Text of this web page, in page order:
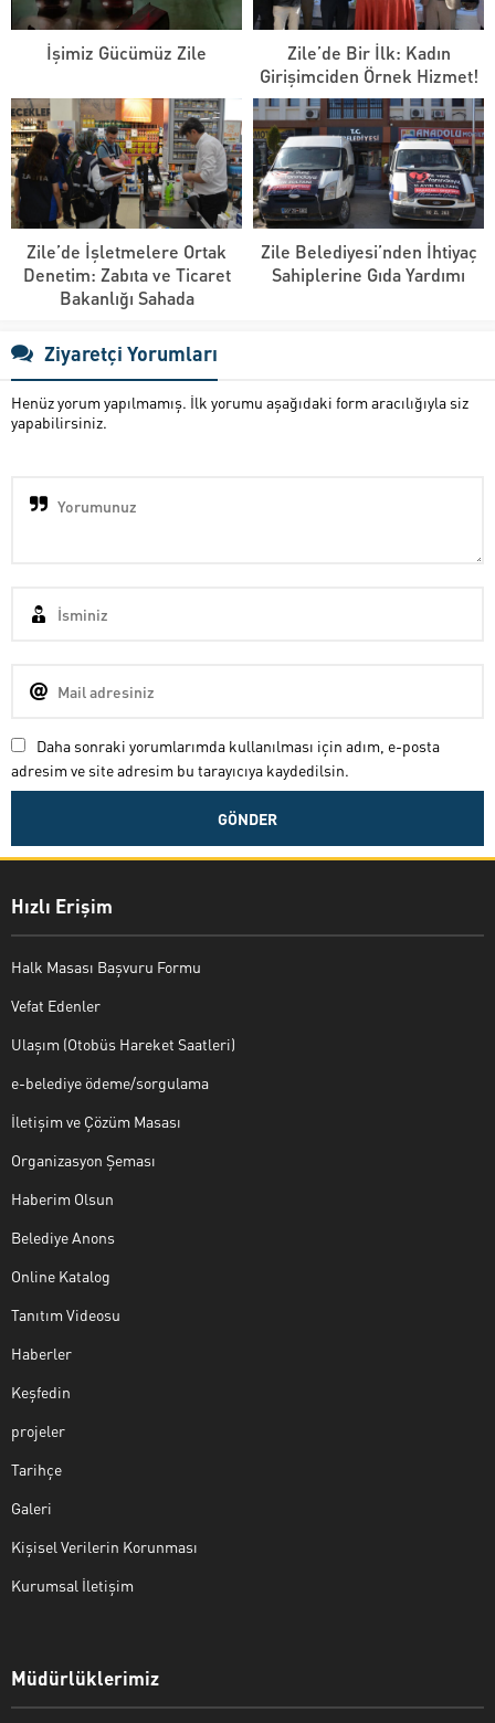
İşimiz Gücümüz Zile
Zile’de Bir İlk: Kadın
Girişimciden Örnek Hizmet!
Zile’de İşletmelere Ortak
Denetim: Zabıta ve Ticaret
Bakanlığı Sahada
Zile Belediyesi’nden İhtiyaç
Sahiplerine Gıda Yardımı
Ziyaretçi Yorumları
Henüz yorum yapılmamış. İlk yorumu aşağıdaki form aracılığıyla siz
yapabilirsiniz.
Daha sonraki yorumlarımda kullanılması için adım, e-posta
adresim ve site adresim bu tarayıcıya kaydedilsin.
Hızlı Erişim
Halk Masası Başvuru Formu
Vefat Edenler
Ulaşım (Otobüs Hareket Saatleri)
e-belediye ödeme/sorgulama
İletişim ve Çözüm Masası
Organizasyon Şeması
Haberim Olsun
Belediye Anons
Online Katalog
Tanıtım Videosu
Haberler
Keşfedin
projeler
Tarihçe
Galeri
Kişisel Verilerin Korunması
Kurumsal İletişim
Müdürlüklerimiz